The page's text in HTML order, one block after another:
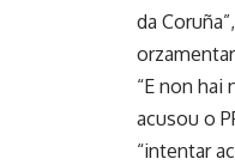
da
“E non hai
acusou o
“intentar